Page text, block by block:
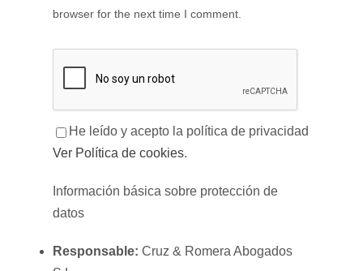
browser for the next time I comment.
He leído y acepto la política de privacidad
Ver Política de cookies.
Información básica sobre protección de
datos
Responsable: Cruz & Romera Abogados